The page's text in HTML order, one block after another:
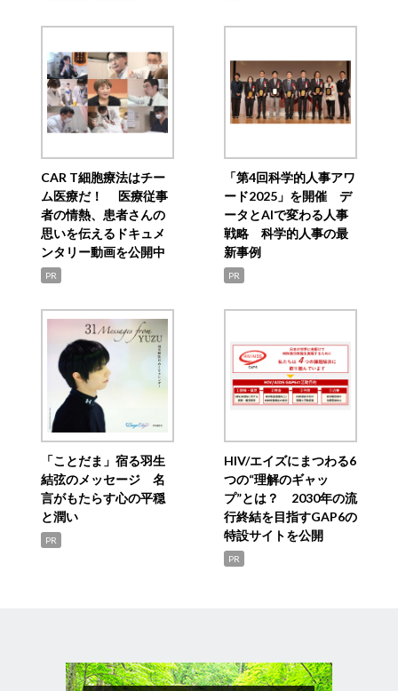
CAR T細胞療法はチー
ム医療だ！ 医療従事
者の情熱、患者さんの
思いを伝えるドキュメ
ンタリー動画を公開中
PR
「第4回科学的人事アワ
ード2025」を開催 デ
ータとAIで変わる人事
戦略 科学的人事の最
新事例
PR
「ことだま」宿る羽生
結弦のメッセージ 名
言がもたらす心の平穏
と潤い
PR
HIV/エイズにまつわる6
つの“理解のギャッ
プ”とは？ 2030年の流
行終結を目指すGAP6の
特設サイトを公開
PR